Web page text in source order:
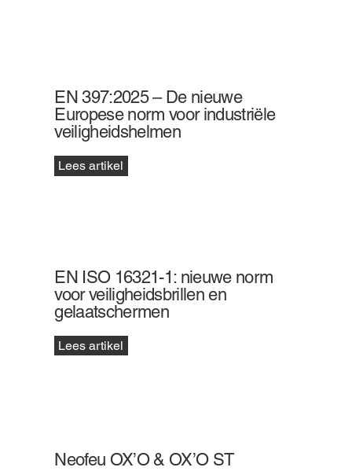
EN 397:2025 – De nieuwe
Europese norm voor industriële
veiligheidshelmen
Lees artikel
EN ISO 16321-1: nieuwe norm
voor veiligheidsbrillen en
gelaatschermen
Lees artikel
Neofeu OX’O & OX’O ST